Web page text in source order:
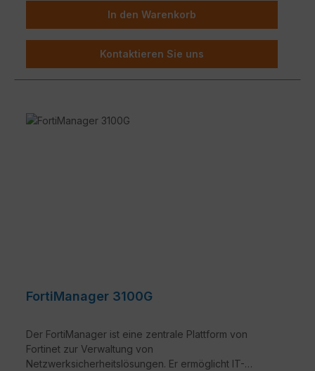
In den Warenkorb
Kontaktieren Sie uns
FortiManager 3100G
Der FortiManager ist eine zentrale Plattform von
Fortinet zur Verwaltung von
Netzwerksicherheitslösungen. Er ermöglicht IT-